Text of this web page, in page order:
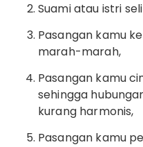
Suami atau istri
Pasangan kamu
marah-marah,
Pasangan kamu
sehingga
kurang harmonis,
Pasangan kamu